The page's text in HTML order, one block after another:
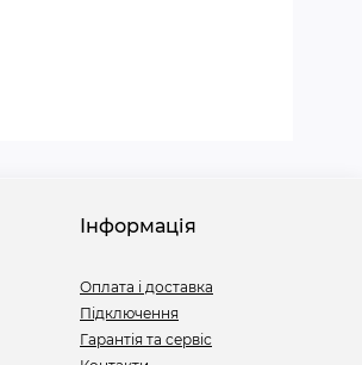
Інформація
Оплата і доставка
Підключення
Гарантія та сервіс